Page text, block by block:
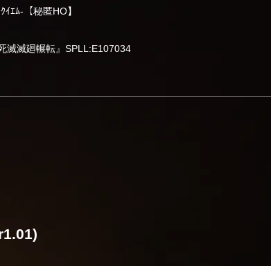
ｴﾑ-【秘匿HO】
滅廻輾転』SPLL:E107034